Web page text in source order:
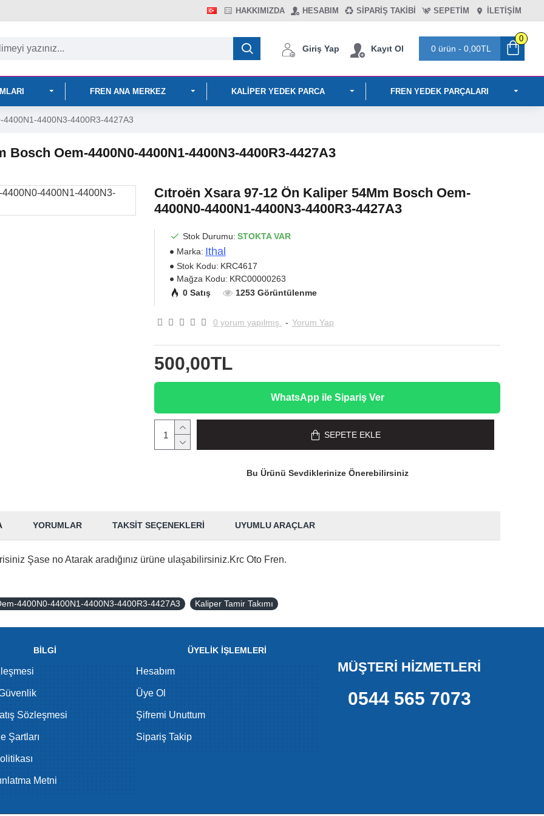
HAKKIMIZDA HESABIM SIPARIŞ TAKIBI SEPETIM İLETİŞİM
Giriş Yap Kayıt Ol 0 ürün - 0,00TL
0
FREN ANA MERKEZ KALIPER YEDEK PARCA FREN YEDEK PARÇALARI
4400N3-4400R3-4427A3
Bosch Oem-4400N0-4400N1-4400N3-4400R3-4427A3
Cıtroën Xsara 97-12 Ön Kaliper 54Mm Bosch Oem-
4400N0-4400N1-4400N3-4400R3-4427A3
Stok Durumu: STOKTA VAR
Marka: Ithal
Stok Kodu: KRC4617
Mağza Kodu: KRC00000263
0 Satış
1253 Görüntülenme
0 yorum yapılmış. - Yorum Yap
500,00TL
WhatsApp ile Sipariş Ver
SEPETE EKLE
Bu Ürünü Sevdiklerinize Önerebilirsiniz
YORUMLAR TAKSIT SEÇENEKLERI UYUMLU ARAÇLAR
Şase no Atarak aradığınız ürüne ulaşabilirsiniz.Krc Oto Fren.
4400N0-4400N1-4400N3-4400R3-4427A3 Kaliper Tamir Takımı
BİLGİ
Sözleşmesi
Şartları
Metni
ÜYELİK İŞLEMLERİ
Hesabım
Üye Ol
Şifremi Unuttum
Sipariş Takip
MÜŞTERİ HİZMETLERİ
0544 565 7073